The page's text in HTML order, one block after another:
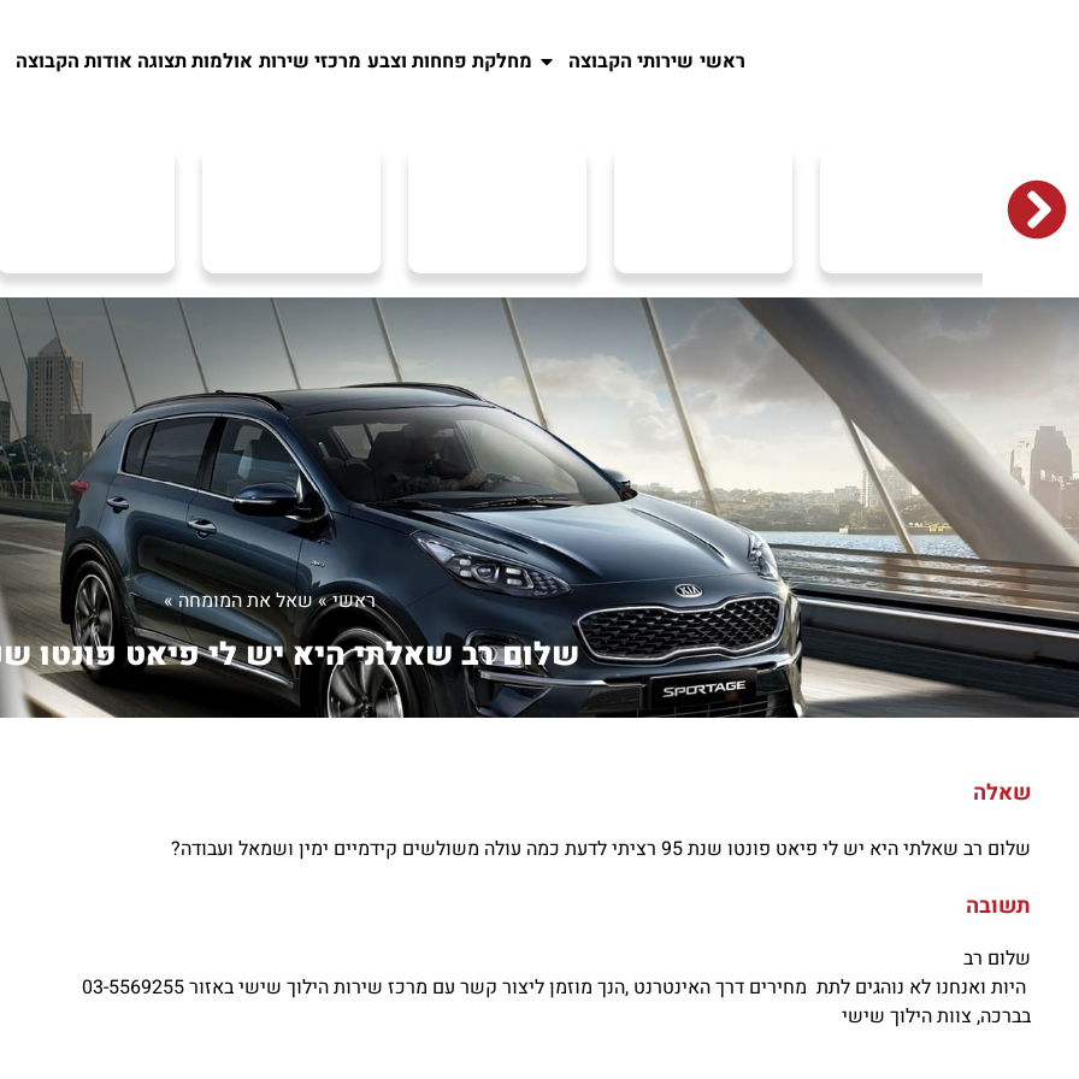
ראשי שירותי הקבוצה מחלקת פחחות וצבע מרכזי שירות אולמות תצוגה אודות הקבוצה
ראשי»שאל את המומחה»
שלום רב שאלתי היא יש לי פיאט פונטו
שאלה
שלום רב שאלתי היא יש לי פיאט פונטו שנת 95 רציתי לדעת כמה עולה משולשים קידמיים ימין ושמאל ועבודה?
תשובה
שלום רב
היות ואנחנו לא נוהגים לתת מחירים דרך האינטרנט ,הנך מוזמן ליצור קשר עם מרכז שירות הילוך שישי באזור 03-5569255
בברכה, צוות הילוך שישי